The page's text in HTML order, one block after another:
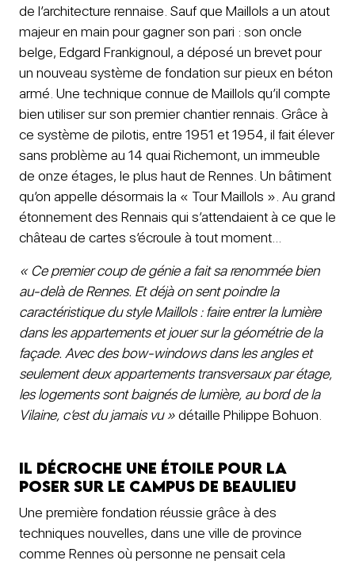
de l’architecture rennaise. Sauf que Maillols a un atout
majeur en main pour gagner son pari : son oncle
belge, Edgard Frankignoul, a déposé un brevet pour
un nouveau système de fondation sur pieux en béton
armé. Une technique connue de Maillols qu’il compte
bien utiliser sur son premier chantier rennais. Grâce à
ce système de pilotis, entre 1951 et 1954, il fait élever
sans problème au 14 quai Richemont, un immeuble
de onze étages, le plus haut de Rennes. Un bâtiment
qu’on appelle désormais la « Tour Maillols ». Au grand
étonnement des Rennais qui s’attendaient à ce que le
château de cartes s’écroule à tout moment…
« Ce premier coup de génie a fait sa renommée bien
au-delà de Rennes. Et déjà on sent poindre la
caractéristique du style Maillols : faire entrer la lumière
dans les appartements et jouer sur la géométrie de la
façade. Avec des bow-windows dans les angles et
seulement deux appartements transversaux par étage,
les logements sont baignés de lumière, au bord de la
Vilaine, c’est du jamais vu »détaille Philippe Bohuon.
Il décroche une étoile pour la
poser sur le campus de Beaulieu
Une première fondation réussie grâce à des
techniques nouvelles, dans une ville de province
comme Rennes où personne ne pensait cela